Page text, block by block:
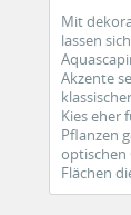
Mit
lassen
Akzente
Kies eher
Pflanzen
optischen
Flächen